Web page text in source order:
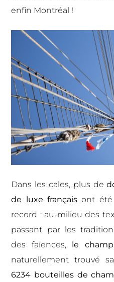
enfin Montréal !
Dans les cales, plus de
de luxe françaisont
record : au-milieu des
passant par les
des faïences,
le
naturellement trouvé
6234 bouteilles de